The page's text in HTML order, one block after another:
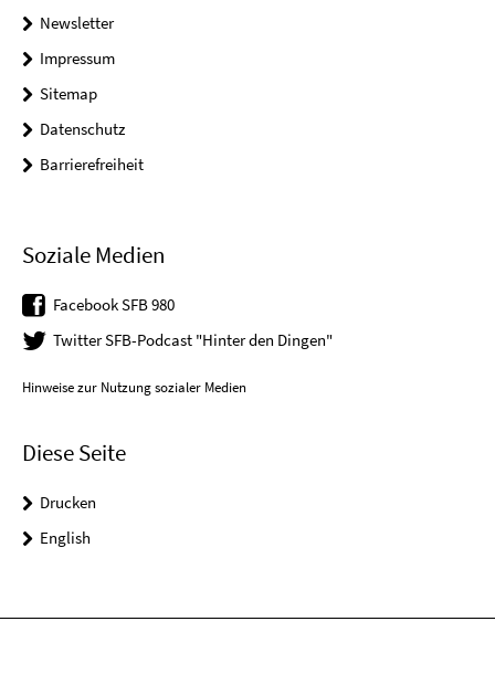
Newsletter
Impressum
Sitemap
Datenschutz
Barrierefreiheit
Soziale Medien
Facebook SFB 980
Twitter SFB-Podcast "Hinter den Dingen"
Hinweise zur Nutzung sozialer Medien
Diese Seite
Drucken
English